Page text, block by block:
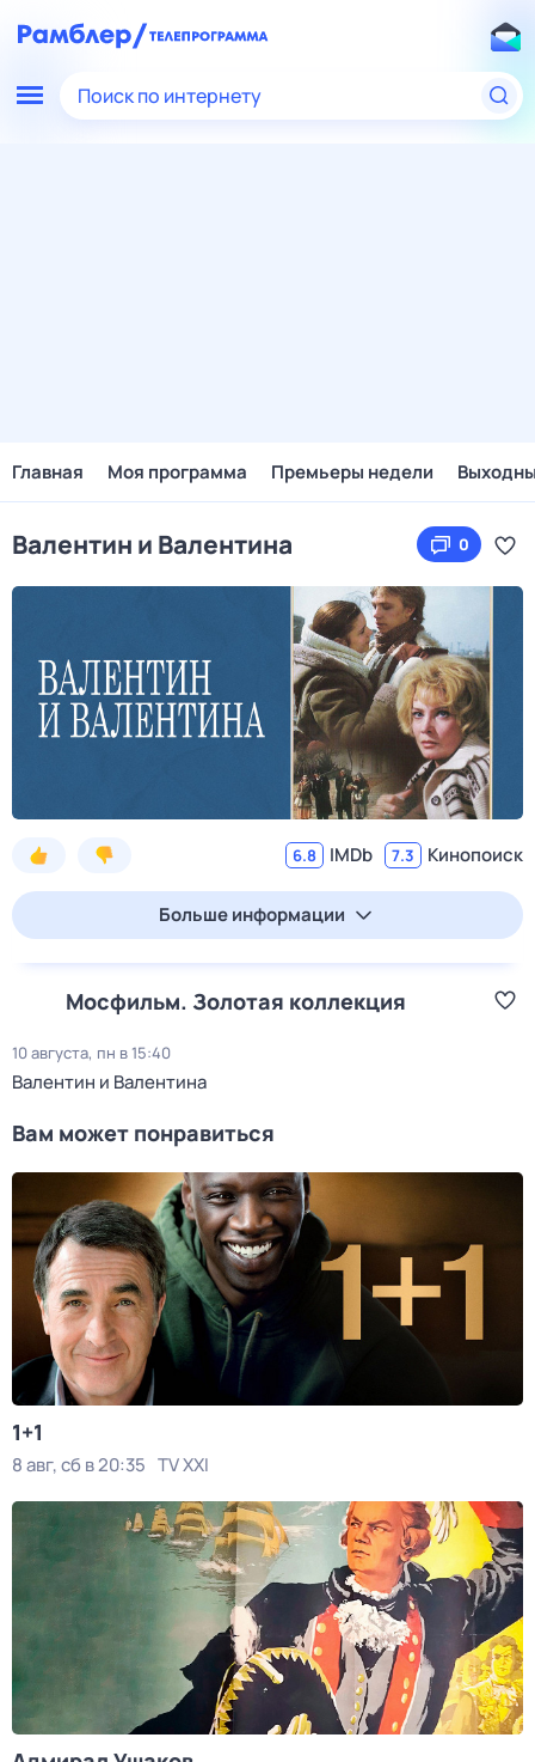
Поиск по интернету
Главная Моя программа Премьеры недели
Валентин и Валентина 0
6.8 IMDb 7.3 Кинопоиск
Больше информации
Мосфильм. Золотая коллекция
10 августа, пн в 15:40
Валентин и Валентина
Вам может понравиться
1+1
8 авг, сб в 20:35 TV XXI